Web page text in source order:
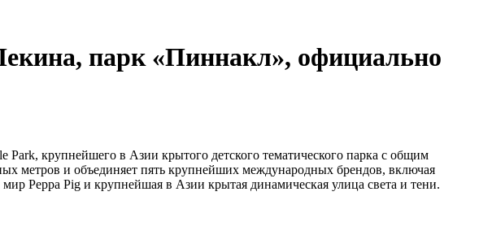
парк «Пиннакл», официально
Park, крупнейшего в Азии крытого детского тематического парка с общим
метров и объединяет пять крупнейших международных брендов, включая
Peppa Pig и крупнейшая в Азии крытая динамическая улица света и тени.